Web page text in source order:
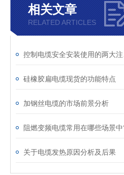
相关文章
RELATED ARTICLES
硅橡胶扁电缆现货的功能特点
加钢丝电缆的市场前景分析
阻燃变频电缆常用在哪些场景
关于电缆发热原因分析及后果